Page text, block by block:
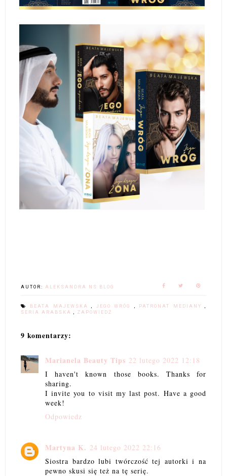
AUTOR: ALEKSANDRA NS BLOG
BEATA MAJEWSKA, JEGO WRÓG , PATRONAT MEDIANY,
SERIA ARABSKA , ZAPOWIEDŹ
9 komentarzy:
Marianela Beauty Tips 22 lutego 2022 12:18
I haven't known those books. Thanks for
sharing.
I invite you to visit my last post. Have a good
week!
Odpowiedz
Martyna K. 24 lutego 2022 22:16
Siostra bardzo lubi twórczość tej autorki i na
pewno skusi się też na tę serię.